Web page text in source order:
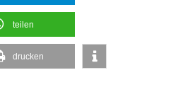
teilen
drucken